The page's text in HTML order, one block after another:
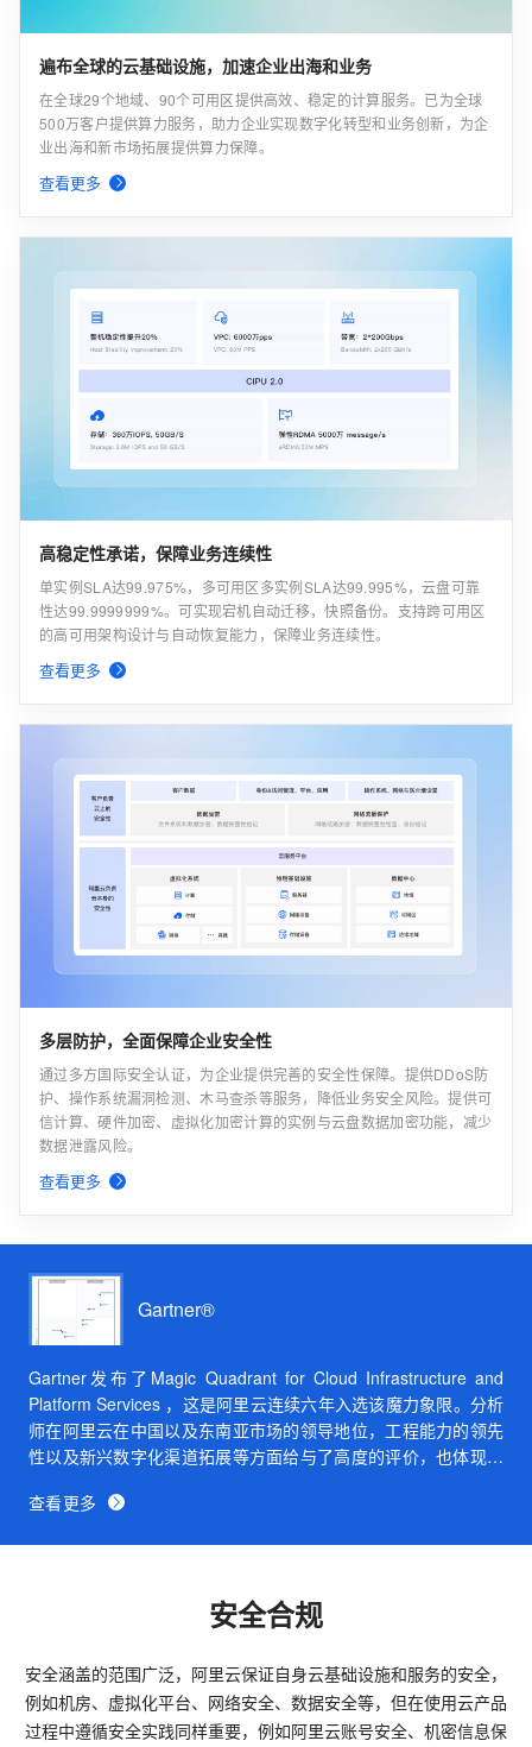
遍布全球的云基础设施，加速企业出海和业务
在全球29个地域、90个可用区提供高效、稳定的计算服务。已为全球
500万客户提供算力服务，助力企业实现数字化转型和业务创新，为企
业出海和新市场拓展提供算力保障。
查看更多
高稳定性承诺，保障业务连续性
单实例SLA达99.975%，多可用区多实例SLA达99.995%，云盘可靠
性达99.9999999%。可实现宕机自动迁移，快照备份。支持跨可用区
的高可用架构设计与自动恢复能力，保障业务连续性。
查看更多
多层防护，全面保障企业安全性
通过多方国际安全认证，为企业提供完善的安全性保障。提供DDoS防
护、操作系统漏洞检测、木马查杀等服务，降低业务安全风险。提供可
信计算、硬件加密、虛拟化加密计算的实例与云盘数据加密功能，减少
数据泄露风险。
查看更多
Gartner®
Gartner发布了Magic Quadrant for Cloud Infrastructure and
Platform Services ，这是阿里云连续六年入选该魔力象限。分析
师在阿里云在中国以及东南亚市场的领导地位，工程能力的领先
性以及新兴数字化渠道拓展等方面给与了高度的评价，也体现上
查看更多
安全合规
安全涵盖的范围广泛，阿里云保证自身云基础设施和服务的安全，
例如机房、虚拟化平台、网络安全、数据安全等，但在使用云产品
过程中遵循安全实践同样重要，例如阿里云账号安全、机密信息保